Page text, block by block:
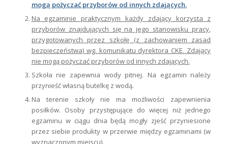
mogą pożyczać przyborów od innych zdających.
Na egzaminie praktycznym każdy zdający korzysta z
przyborów znajdujących się na jego stanowisku pracy,
przygotowanych przez szkołę (z zachowaniem zasad
bezpieczeństwa) wg. komunikatu dyrektora CKE. Zdający
nie mogą pożyczać przyborów od innych zdających.
Szkoła nie zapewnia wody pitnej. Na egzamin należy
przynieść własną butelkę z wodą.
Na terenie szkoły nie ma możliwości zapewnienia
posiłków. Osoby przystępujące do więcej niż jednego
egzaminu w ciągu dnia będą mogły zjeść przyniesione
przez siebie produkty w przerwie między egzaminami (w
wyznaczonym miejscu).